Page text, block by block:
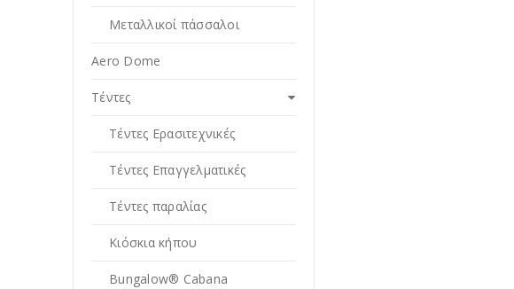
Μεταλλικοί πάσσαλοι
Aero Dome
Tέντες
Τέντες Ερασιτεχνικές
Τέντες Επαγγελματικές
Tέντες παραλίας
Κιόσκια κήπου
Bungalow® Cabana